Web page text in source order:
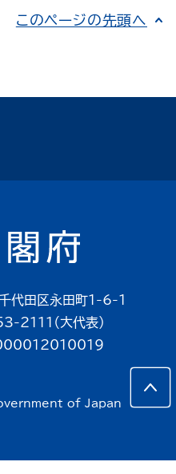
このページの先頭へ
田区永田町1-6-1
（大代表）
of Japan